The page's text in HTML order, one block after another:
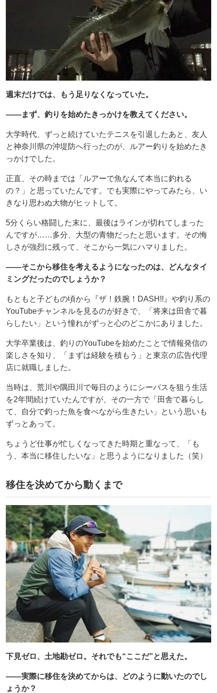
週末だけでは、もう足りなくなっていた。
——まず、釣りを始めたきっかけを教えてください。
大学時代、ずっと続けていたテニスを引退したあと、友人
と神奈川県の沖堤防へ行ったのが、ルアー釣りを始めたき
っかけでした。
正直、その時までは「ルアーで魚なんて本当に釣れる
の？」と思っていたんです。でも実際にやってみたら、い
きなり思わぬ大物がヒットして。
5分くらい格闘した末に、最後はラインが切れてしまった
んですが……多分、大型の青物だったと思います。その悔
しさが強烈に残って、そこから一気にハマりました。
——そこから移住を考えるようになったのは、どんなタイ
ミングだったのでしょうか？
もともと子どもの頃から『ザ！鉄腕！DASH!!』や釣り系の
YouTubeチャンネルを見るのが好きで、「将来は田舎で暮
らしたい」という憧れがずっと心のどこかにありました。
大学卒業後は、釣りのYouTubeを始めたことで情報発信の
楽しさを知り、「まずは経験を積もう」と東京の広告代理
店に就職しました。
当時は、荒川や隅田川で毎日のようにシーバスを狙う生活
を2年間続けていたんですが、その一方で「田舎で暮らし
て、自分で釣った魚を食べながら生きたい」という思いも
ずっとあって。
ちょうど仕事が忙しくなってきた時期と重なって、「も
う、本当に移住したいな」と思うようになりました（笑）
移住を決めてから動くまで
下見ゼロ、土地勘ゼロ。それでも“ここだ”と思えた。
——実際に移住を決めてからは、どのように動いたのでし
ょうか？